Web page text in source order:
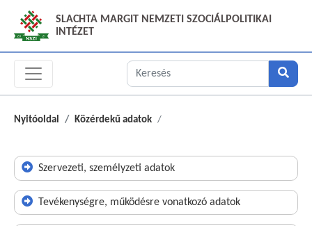
SLACHTA MARGIT NEMZETI SZOCIÁLPOLITIKAI
INTÉZET
Nyitóoldal Közérdekű adatok
Szervezeti, személyzeti adatok
Tevékenységre, működésre vonatkozó adatok